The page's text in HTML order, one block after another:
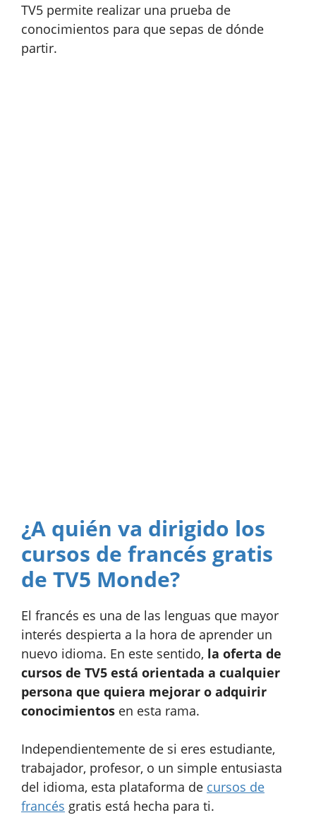
TV5 permite realizar una prueba de
conocimientos para que sepas de dónde
partir.
¿A quién va dirigido los
cursos de francés gratis
de TV5 Monde?
El francés es una de las lenguas que mayor
interés despierta a la hora de aprender un
nuevo idioma. En este sentido, la oferta de
cursos de TV5 está orientada a cualquier
persona que quiera mejorar o adquirir
conocimientos en esta rama.
Independientemente de si eres estudiante,
trabajador, profesor, o un simple entusiasta
del idioma, esta plataforma de cursos de
francés gratis está hecha para ti.